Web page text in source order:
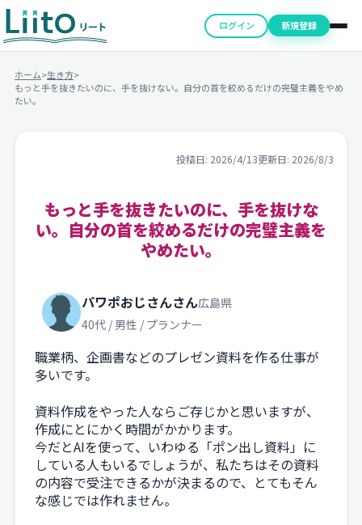
ログイン 新規登録
ホーム>生き方>
もっと手を抜きたいのに、手を抜けない。自分の首を絞めるだけの完璧主義をやめ
たい。
投稿日: 2026/4/13更新日: 2026/8/3
もっと手を抜きたいのに、手を抜けな
い。自分の首を絞めるだけの完璧主義を
やめたい。
パワポおじさんさん広島県
40代 / 男性 / プランナー
職業柄、企画書などのプレゼン資料を作る仕事が
多いです。
資料作成をやった人ならご存じかと思いますが、
作成にとにかく時間がかかります。
今だとAIを使って、いわゆる「ポン出し資料」に
している人もいるでしょうが、私たちはその資料
の内容で受注できるかが決まるので、とてもそん
な感じでは作れません。